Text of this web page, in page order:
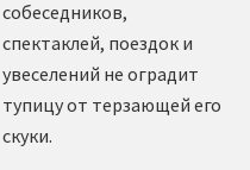
собеседников,
спектаклей, поездок и
увеселений не оградит
тупицу от терзающей его
скуки.